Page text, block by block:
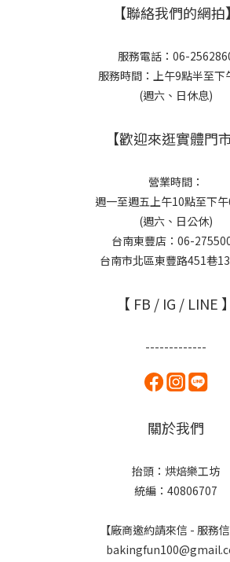
【聯絡我們的網拍】
服務電話：06-
服務時間：上午9點半至下
(週六、日休息)
【歡迎來逛實體門市
營業時間：
週一至週五上午10點至下
(週六、日公休)
台南東豐店：06-
台南市北區東豐路451巷
【 FB / IG / LINE 】
-------------
關於我們
抬頭：烘焙樂工坊
統編：40806707
【廠商邀約請來信 - 服務信